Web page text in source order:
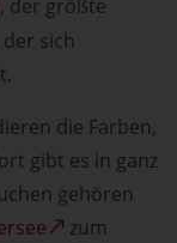
, der größte
sich
die Farben,
gibt es in ganz
gehören
zum